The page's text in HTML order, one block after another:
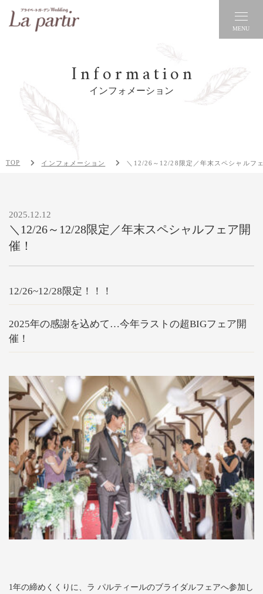
MENU
Information
インフォメーション
TOP インフォメーション ＼12/26～12/28限定／年末スペシャルフ
2025.12.12
＼12/26～12/28限定／年末スペシャルフェア開
催！
12/26~12/28限定！！！
2025年の感謝を込めて…今年ラストの超BIGフェア開
催！
1年の締めくくりに、ラ パルティールのブライダルフェアへ参加し